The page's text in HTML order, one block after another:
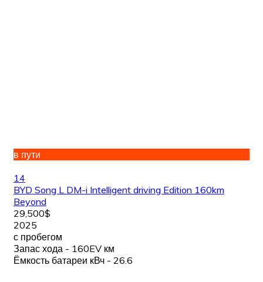
в пути
14
BYD Song L DM-i Intelligent driving Edition 160km
Beyond
29,500$
2025
с пробегом
Запас хода - 160EV км
Ёмкость батареи кВч - 26.6